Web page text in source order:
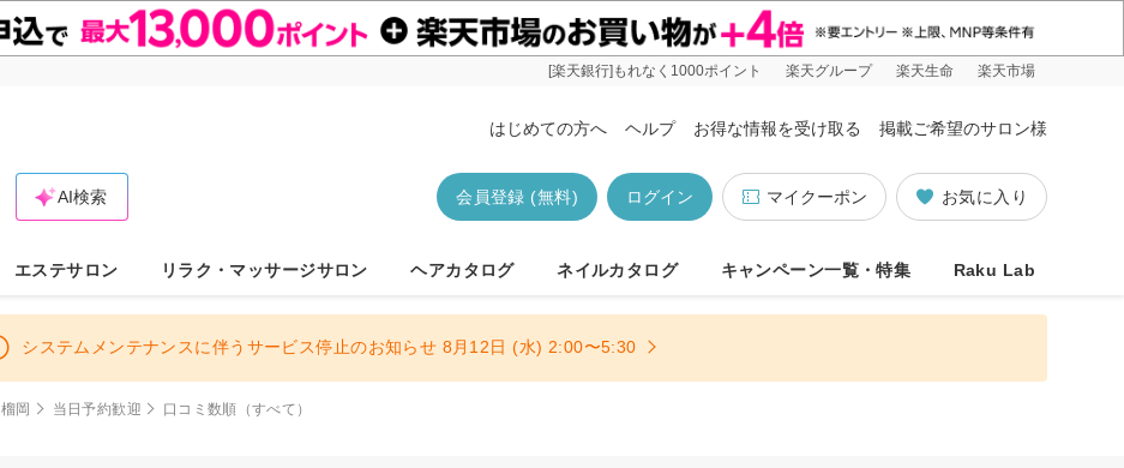
[楽天銀行]もれなく1000ポイント 楽天グループ 楽天生命 楽天市場
はじめての方へ ヘルプ お得な情報を受け取る 掲載ご希望のサロン様
お気に入り
マイクーポン
ログイン
会員登録 (無料)
AI検索
エステサロン リラク・マッサージサロン ヘアカタログ ネイルカタログ キャンペーン一覧・特集 Raku Lab
システムメンテナンスに伴うサービス停止のお知らせ 8月12日 (水) 2:00〜5:30
榴岡 当日予約歓迎 口コミ数順（すべて）